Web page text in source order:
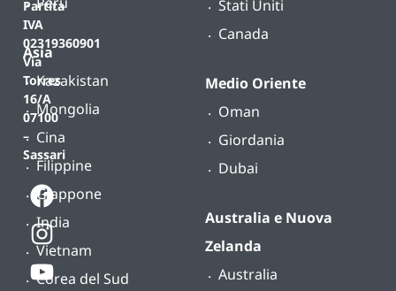
Partita
IVA
02319360901
Via
Torres
16/A
07100
–
Sassari
Asia
Kazakistan
Mongolia
Cina
Filippine
Giappone
India
Vietnam
Corea del Sud
Stati Uniti
Canada
Medio Oriente
Oman
Giordania
Dubai
Australia e Nuova
Zelanda
Australia